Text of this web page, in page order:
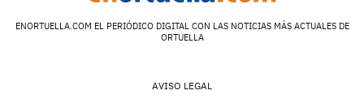
ENORTUELLA.COM EL PERIÓDICO DIGITAL CON LAS NOTICIAS MÁS ACTUALES DE
ORTUELLA
AVISO LEGAL